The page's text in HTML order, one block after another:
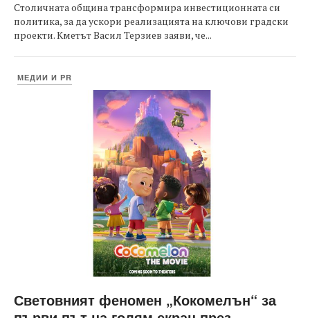
Столичната община трансформира инвестиционната си
политика, за да ускори реализацията на ключови градски
проекти. Кметът Васил Терзиев заяви, че...
МЕДИИ И PR
Световният феномен „Кокомелън“ за